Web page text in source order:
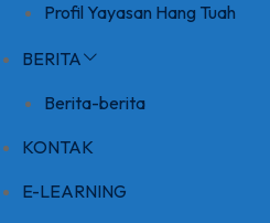
Profil Yayasan Hang Tuah
BERITA
Berita-berita
KONTAK
E-LEARNING